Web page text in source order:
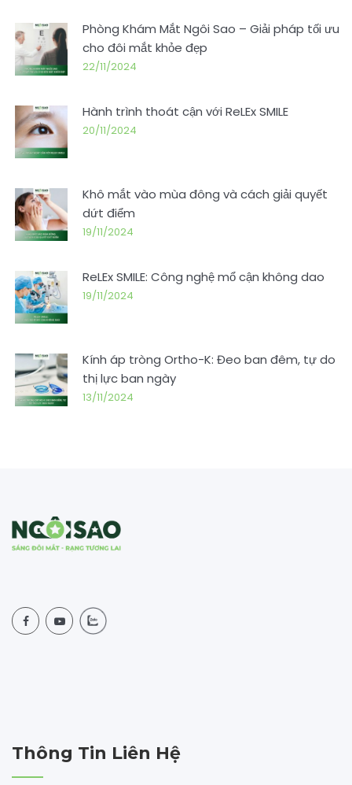
Phòng Khám Mắt Ngôi Sao – Giải pháp tối ưu
cho đôi mắt khỏe đẹp
22/11/2024
Hành trình thoát cận với ReLEx SMILE
20/11/2024
Khô mắt vào mùa đông và cách giải quyết
dứt điểm
19/11/2024
ReLEx SMILE: Công nghệ mổ cận không dao
19/11/2024
Kính áp tròng Ortho-K: Đeo ban đêm, tự do
thị lực ban ngày
13/11/2024
Thông Tin Liên Hệ